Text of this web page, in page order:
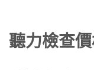
聽力檢查